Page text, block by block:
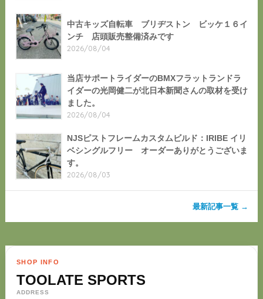
中古キッズ自転車 ブリヂストン ビッケ１６イ
ンチ 店頭販売整備済みです
2026/08/04
当店サポートライダーのBMXフラットランドラ
イダーの光岡健二が北日本新聞さんの取材を受け
ました。
2026/08/04
NJSピストフレームカスタムビルド：IRIBE イリ
ベシングルフリー オーダーありがとうございま
す。
2026/08/03
最新記事一覧 →
SHOP INFO
TOOLATE SPORTS
ADDRESS